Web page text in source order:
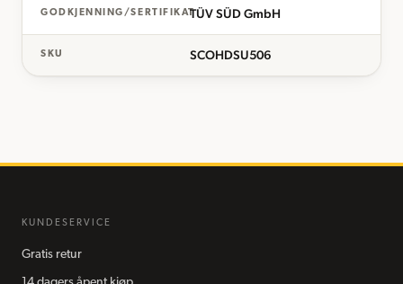
GODKJENNING/SERTIFIKATTÜV SÜD GmbH
SKU SCOHDSU506
KUNDESERVICE
Gratis retur